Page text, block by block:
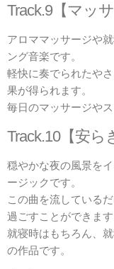
Track.9【マッ
アロママッサージや
ング音楽です。
軽快に奏でられたや
果が得られます。
毎日のマッサージや
Track.10【安ら
穏やかな夜の風景を
ージックです。
この曲を流している
過ごすことができます
就寝時はもちろん、
の作品です。